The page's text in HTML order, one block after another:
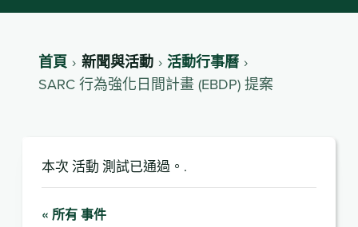
首頁 新聞與活動 活動行事曆
SARC 行為強化日間計畫 (EBDP) 提案
本次 活動 測試已通過。.
« 所有 事件